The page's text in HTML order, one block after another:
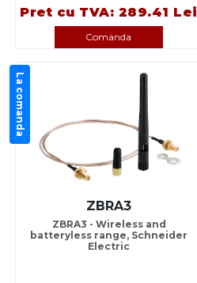
Pret cu TVA: 289.41 Lei
Comanda
La comanda
ZBRA3
ZBRA3 - Wireless and
batteryless range, Schneider
Electric